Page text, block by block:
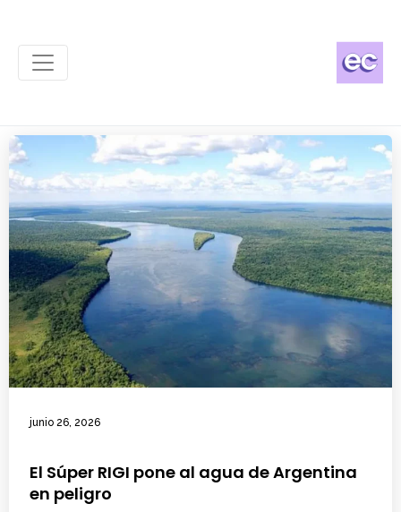
junio 26, 2026
El Súper RIGI pone al agua de Argentina
en peligro